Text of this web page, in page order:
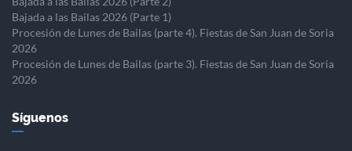
Bajada a las Bailas 2026 (Parte 1)
Procesión de Lunes de Bailas (parte 4). Fiestas de San Juan de Soria
2026
Procesión de Lunes de Bailas (parte 3). Fiestas de San Juan de Soria
2026
Síguenos